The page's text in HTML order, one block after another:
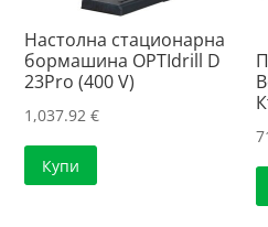
Настолна стационарна
бормашина OPTIdrill D
23Pro (400 V)
1,037.92€
Купи